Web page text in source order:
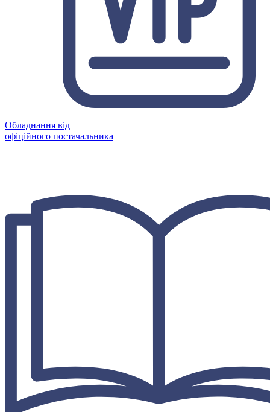
Обладнання від
офіційного постачальника